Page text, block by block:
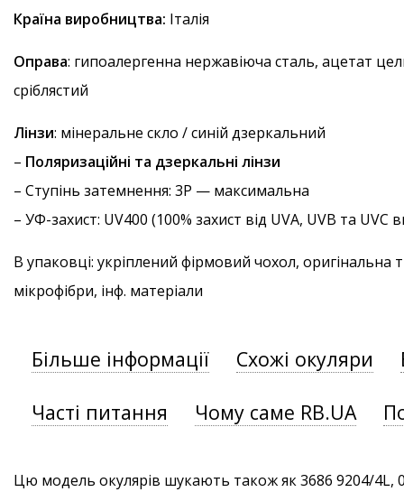
Країна виробництва: Італія
Оправа: гипоалергенна нержавіюча сталь, ацетат
сріблястий
Лінзи: мінеральне скло / синій дзеркальний
– Поляризаційні та дзеркальні лінзи
– Ступінь затемнення: 3P — максимальна
– УФ-захист: UV400 (100% захист від UVA, UVB та
В упаковці: укріплений фірмовий чохол, оригінальна
мікрофібри, інф. матеріали
Більше інформації Схожі окуляри
Часті питання Чому саме RB.UA
Цю модель окулярів шукають також як 3686 9204/4L,